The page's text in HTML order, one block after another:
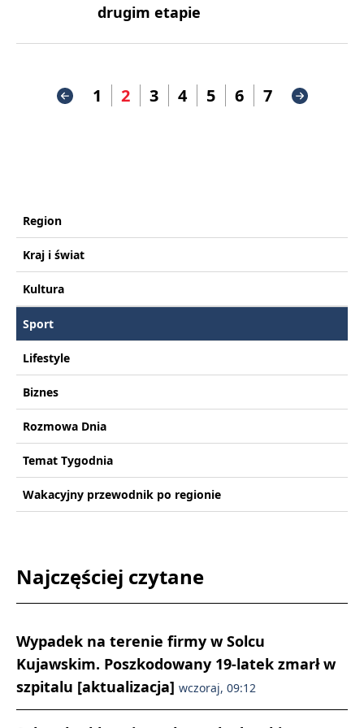
drugim etapie
1 2 3 4 5 6 7
Region
Kraj i świat
Kultura
Sport
Lifestyle
Biznes
Rozmowa Dnia
Temat Tygodnia
Wakacyjny przewodnik po regionie
Najczęściej czytane
Wypadek na terenie firmy w Solcu
Kujawskim. Poszkodowany 19-latek zmarł w
szpitalu [aktualizacja] wczoraj, 09:12